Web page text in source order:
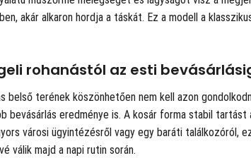
akár alkaron hordja a táskát. Ez a modell a
rohanástól az esti
belső terének köszönhetően nem kell azon
bevásárlás eredménye is. A kosár forma stabil
városi ügyintézésről vagy egy baráti
válik majd a napi rutin során.